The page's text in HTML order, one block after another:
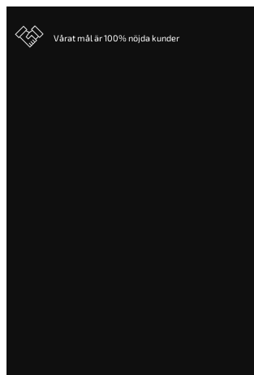
Vårat mål är 100% nöjda kunder